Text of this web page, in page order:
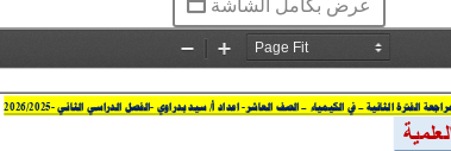
عرض بكامل الشاشة